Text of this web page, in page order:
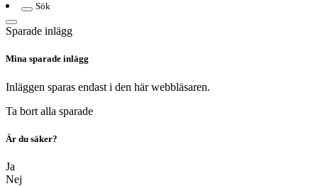
Sök
Sparade inlägg
Mina sparade inlägg
Inläggen sparas endast i den här webbläsaren.
Ta bort alla sparade
Är du säker?
Ja
Nej